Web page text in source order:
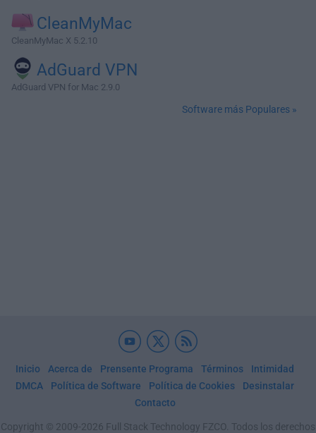
CleanMyMac
CleanMyMac X 5.2.10
AdGuard VPN
AdGuard VPN for Mac 2.9.0
Software más Populares »
Inicio Acerca de Prensente Programa Términos
Intimidad
DMCA
Política de Software Política de Cookies
Desinstalar
Contacto
Copyright © 2009-2026 Full Stack Technology FZCO. Todos los derechos